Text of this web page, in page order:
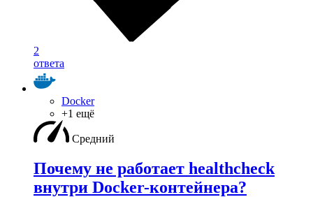
2
ответа
Docker
+1 ещё
Средний
Почему не работает healthcheck
внутри Docker-контейнера?